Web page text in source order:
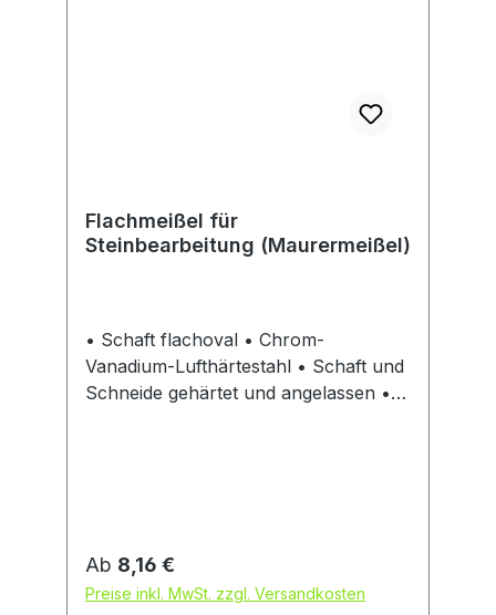
Flachmeißel für
Steinbearbeitung (Maurermeißel)
• Schaft flachoval • Chrom-
Vanadium-Lufthärtestahl • Schaft und
Schneide gehärtet und angelassen •
Regulärer Preis:
Ab 8,16 €
Preise inkl. MwSt. zzgl. Versandkosten